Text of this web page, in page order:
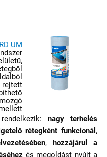
UM
nagy terhelés
rétegként funkcionál ,
,hozzájárul a
és megoldást nyújt a